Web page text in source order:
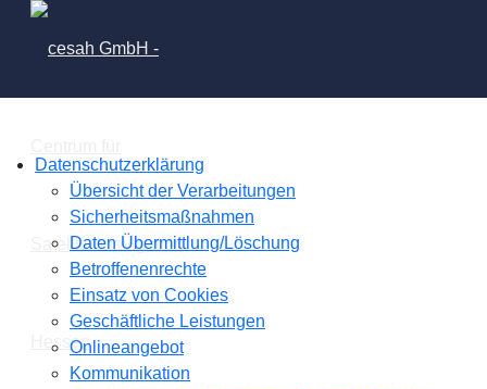
Datenschutzerklärung
Übersicht der Verarbeitungen
Sicherheitsmaßnahmen
Daten Übermittlung/Löschung
Betroffenenrechte
Einsatz von Cookies
Geschäftliche Leistungen
Onlineangebot
Kommunikation